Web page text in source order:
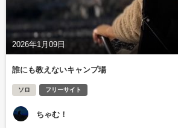
2026年1月09日
誰にも教えないキャンプ場
ソロ フリーサイト
ちゃむ！